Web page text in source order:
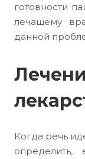
готовности
лечащему
данной
Когда речь
определить,